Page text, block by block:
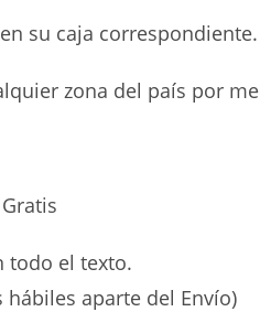
su caja
zona del país por
todo el texto.
aparte del Envío)